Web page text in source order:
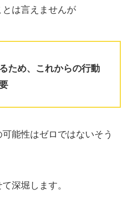
は言えませんが
ため、これからの行動
能性はゼロではないそう
深堀します。